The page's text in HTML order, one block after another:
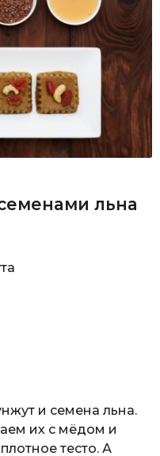
льна
и семена льна.
их с мёдом и
тесто. А